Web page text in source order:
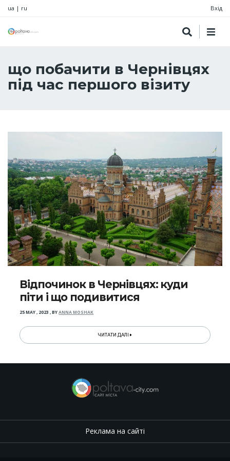
ua | ru Вхід
що побачити в Чернівцях
під час першого візиту
Відпочинок в Чернівцях: куди
піти і що подивитися
25 MAY , 2023 ,BYANNA MOSHAK
ЧИТАТИ ДАЛІ
Реклама на сайті